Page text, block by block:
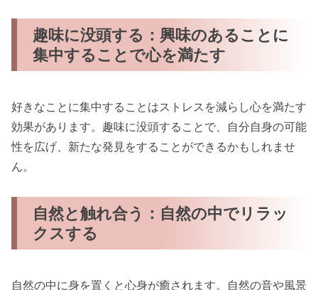
趣味に没頭する：興味のあることに
集中することで心を満たす
好きなことに集中することはストレスを減らし心を満たす
効果があります。趣味に没頭することで、自分自身の可能
性を広げ、新たな発見をすることができるかもしれませ
ん。
自然と触れ合う：自然の中でリラッ
クスする
自然の中に身を置くと心身が癒されます。自然の音や風景